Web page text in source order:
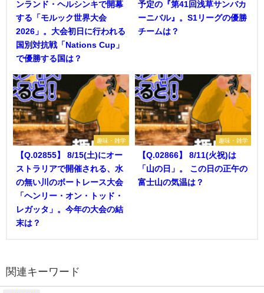
ンランド・ヘルシンキで開幕
する「モルック世界大会
2026」。大会初日に行われる
国別対抗戦「Nations Cup」
で優勝する国は？
予定の『第41回浅草サンバカ
ーニバル』。S1リーグの優勝
チームは？
趣味・雑学
【Q.02855】 8/15(土)にオー
ストラリアで開催される、水
の無い川のボートレース大会
「ヘンリー・オン・トッド・
レガッタ」。今年の大会の結
末は？
趣味・雑学
【Q.02866】 8/11(火祝)は
「山の日」。 この日の正午の
富士山の気温は？
関連キーワード